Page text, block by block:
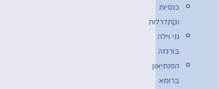
כנסיות
וקתדרלות
גני וילה
בורגזה
הפנתיאון
ברומא